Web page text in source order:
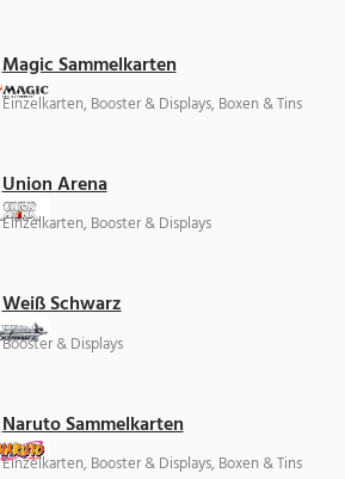
Magic Sammelkarten
Einzelkarten, Booster & Displays, Boxen & Tins
Union Arena
Einzelkarten, Booster & Displays
Weiß Schwarz
Booster & Displays
Naruto Sammelkarten
Einzelkarten, Booster & Displays, Boxen & Tins